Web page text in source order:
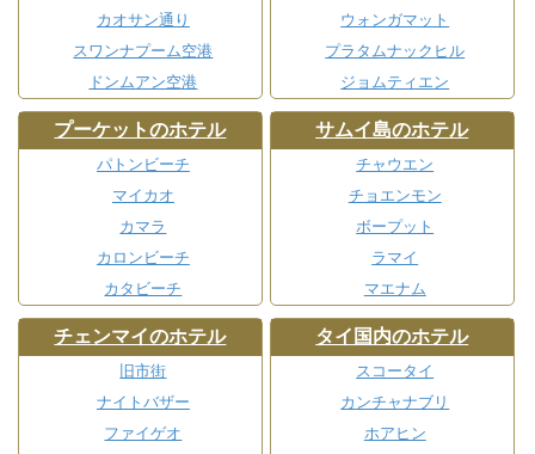
カオサン通り
スワンナプーム空港
ドンムアン空港
ウォンガマット
プラタムナックヒル
ジョムティエン
プーケットのホテル
パトンビーチ
マイカオ
カマラ
カロンビーチ
カタビーチ
サムイ島のホテル
チャウエン
チョエンモン
ボープット
ラマイ
マエナム
チェンマイのホテル
旧市街
ナイトバザー
ファイゲオ
タイ国内のホテル
スコータイ
カンチャナブリ
ホアヒン